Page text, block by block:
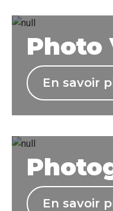
Photo
En savoir
En savoir